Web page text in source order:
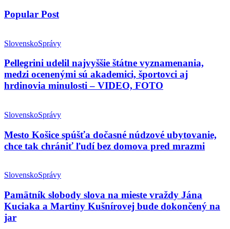
Popular Post
SlovenskoSprávy
Pellegrini udelil najvyššie štátne vyznamenania,
medzi ocenenými sú akademici, športovci aj
hrdinovia minulosti – VIDEO, FOTO
SlovenskoSprávy
Mesto Košice spúšťa dočasné núdzové ubytovanie,
chce tak chrániť ľudí bez domova pred mrazmi
SlovenskoSprávy
Pamätník slobody slova na mieste vraždy Jána
Kuciaka a Martiny Kušnírovej bude dokončený na
jar